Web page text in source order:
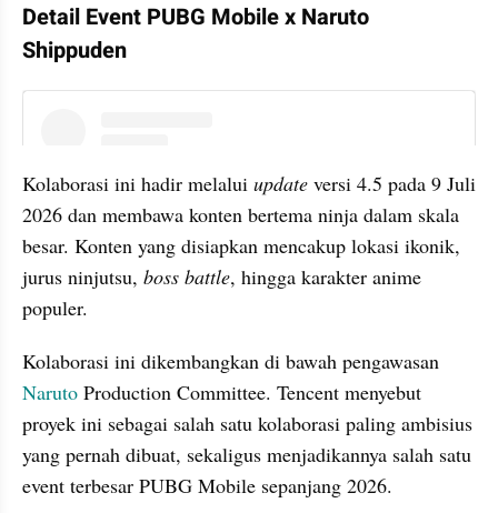
Detail Event PUBG Mobile x Naruto
Shippuden
Kolaborasi ini hadir melalui update versi 4.5 pada 9 Juli
2026 dan membawa konten bertema ninja dalam skala
besar. Konten yang disiapkan mencakup lokasi ikonik,
jurus ninjutsu, boss battle, hingga karakter anime
populer.
Naruto Production Committee. Tencent menyebut
proyek ini sebagai salah satu kolaborasi paling ambisius
yang pernah dibuat, sekaligus menjadikannya salah satu
event terbesar PUBG Mobile sepanjang 2026.